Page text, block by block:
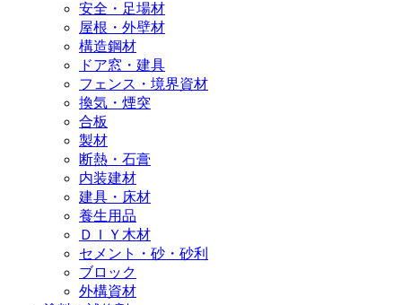
安全・足場材
屋根・外壁材
構造鋼材
ドア窓・建具
フェンス・境界資材
換気・煙突
合板
製材
断熱・石膏
内装建材
建具・床材
養生用品
ＤＩＹ木材
セメント・砂・砂利
ブロック
外構資材